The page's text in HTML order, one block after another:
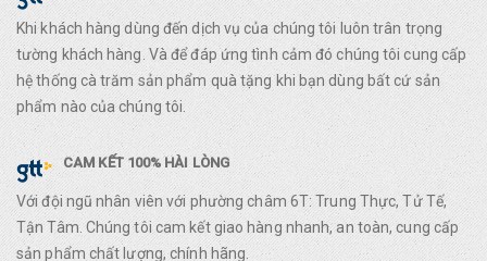
Khi khách hàng dùng đến dịch vụ của chúng tôi luôn trân trọng
tường khách hàng. Và để đáp ứng tình cảm đó chúng tôi cung cấp
hệ thống cà trăm sản phẩm quà tặng khi bạn dùng bất cứ sản
phẩm nào của chúng tôi.
CAM KẾT 100% HÀI LÒNG
Với đội ngũ nhân viên với phường châm 6T: Trung Thực, Tử Tế,
Tận Tâm. Chúng tôi cam kết giao hàng nhanh, an toàn, cung cấp
sản phẩm chất lượng, chính hãng.